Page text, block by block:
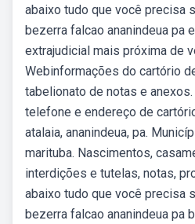
abaixo tudo que você precisa
bezerra falcao ananindeua pa
extrajudicial mais próxima de
Webinformações do cartório
tabelionato de notas e
telefone e endereço de
atalaia, ananindeua, pa.
marituba. Nascimentos,
interdições e tutelas, notas,
abaixo tudo que você precisa
bezerra falcao ananindeua pa